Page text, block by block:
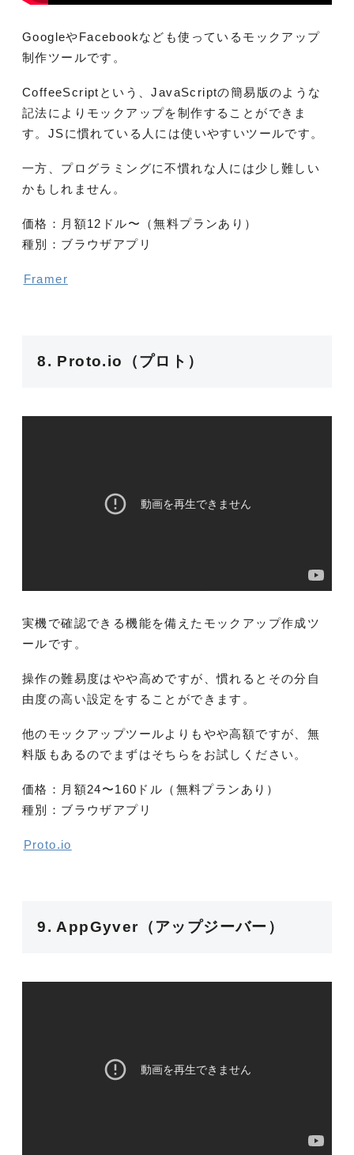
GoogleやFacebookなども使っているモックアップ
制作ツールです。
CoffeeScriptという、JavaScriptの簡易版のような
記法によりモックアップを制作することができま
す。JSに慣れている人には使いやすいツールです。
一方、プログラミングに不慣れな人には少し難しい
かもしれません。
価格：月額12ドル〜（無料プランあり）
種別：ブラウザアプリ
Framer
8. Proto.io（プロト）
実機で確認できる機能を備えたモックアップ作成ツ
ールです。
操作の難易度はやや高めですが、慣れるとその分自
由度の高い設定をすることができます。
他のモックアップツールよりもやや高額ですが、無
料版もあるのでまずはそちらをお試しください。
価格：月額24〜160ドル（無料プランあり）
種別：ブラウザアプリ
Proto.io
9. AppGyver（アップジーバー）